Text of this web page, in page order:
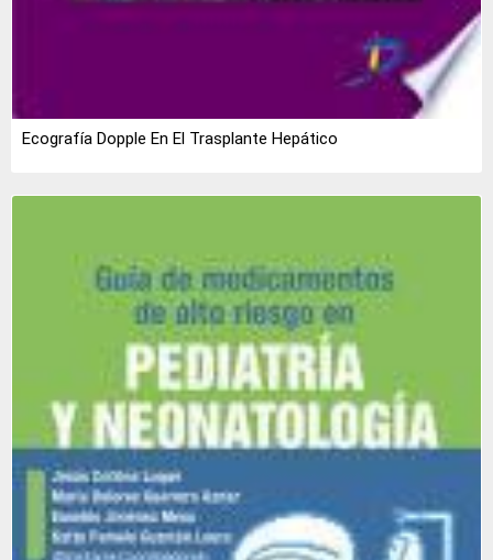
Ecografía Dopple En El Trasplante Hepático